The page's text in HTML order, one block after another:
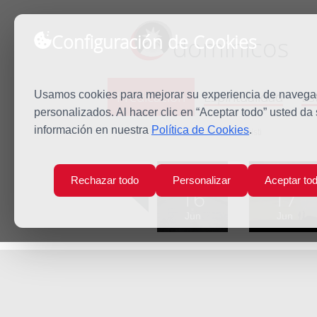
Configuración de Cookies
Usamos cookies para mejorar su experiencia de
personalizados. Al hacer clic en “Aceptar todo” usted
información en nuestra Política de Cookies.
Rechazar todo Personalizar Aceptar
dominicos
Predicación Espiritualidad
Inicio Predicación Corpus Christi
Lun
16
Mar
17